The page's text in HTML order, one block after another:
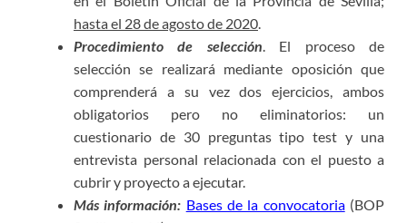
hasta el 28 de agosto de 2020.
Procedimiento de selección. El proceso de
selección se realizará mediante oposición que
comprenderá a su vez dos ejercicios, ambos
obligatorios pero no eliminatorios: un
cuestionario de 30 preguntas tipo test y una
entrevista personal relacionada con el puesto a
cubrir y proyecto a ejecutar.
Más información: Bases de la convocatoria(BOP